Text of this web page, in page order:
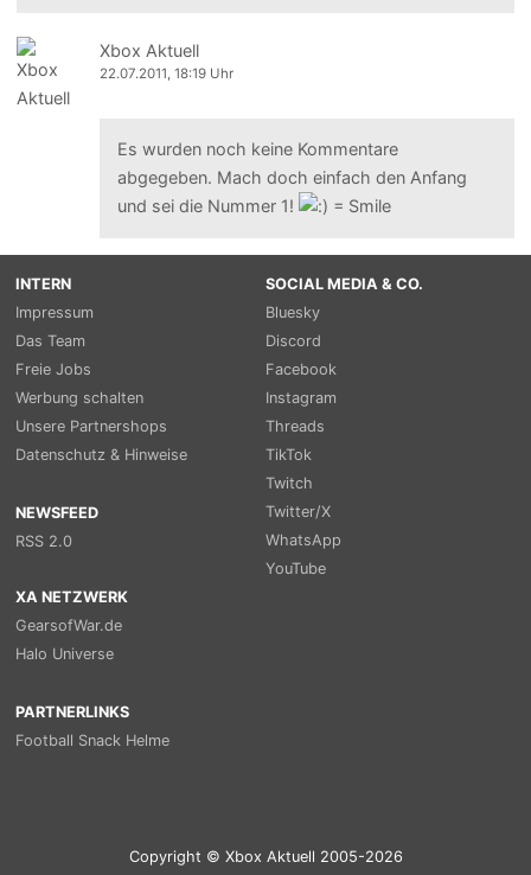
Xbox Aktuell
22.07.2011, 18:19 Uhr
Es wurden noch keine Kommentare
abgegeben. Mach doch einfach den Anfang
und sei die Nummer 1!
INTERN
Impressum
Das Team
Freie Jobs
Werbung schalten
Unsere Partnershops
Datenschutz & Hinweise
NEWSFEED
RSS 2.0
SOCIAL MEDIA & CO.
Bluesky
Discord
Facebook
Instagram
Threads
TikTok
Twitch
Twitter/X
WhatsApp
YouTube
XA NETZWERK
GearsofWar.de
Halo Universe
PARTNERLINKS
Football Snack Helme
Copyright © Xbox Aktuell 2005-2026